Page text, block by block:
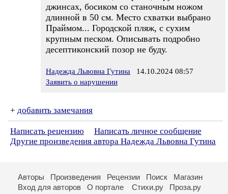
джинсах, босиком со станочным ножом
длинной в 50 см. Место схватки выбрано
Праймом... Городской пляж, с сухим
крупным песком. Описывать подробно
десептиконский позор не буду.
Надежда Львовна Гутина 14.10.2024 08:57
Заявить о нарушении
+ добавить замечания
Написать рецензию
Написать личное сообщение
Другие произведения автора Надежда Львовна Гутина
Авторы Произведения Рецензии Поиск
Магазин
Вход для авторов
О портале Стихи.ру Проза.ру